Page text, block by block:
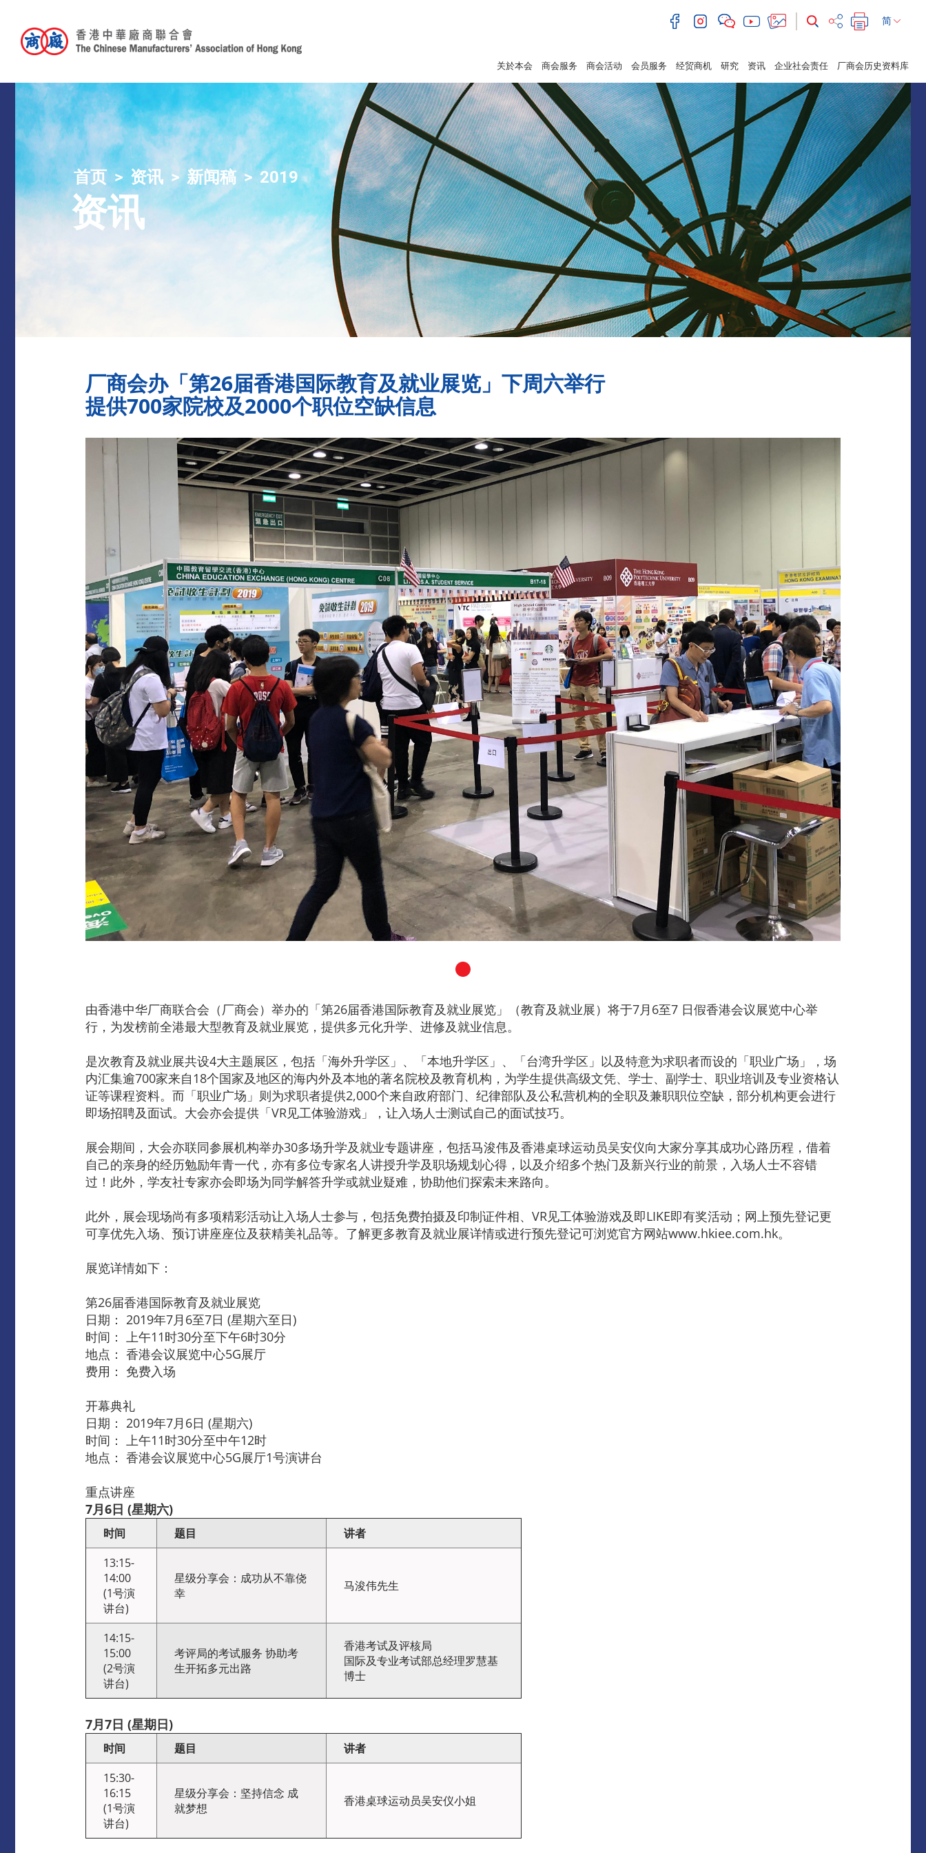
简
关於本会 商会服务 商会活动 会员服务 经贸商机 研究 资讯 企业社会责任 厂商会历史资料库
首页 资讯 新闻稿 2019
资讯
厂商会办「第26届香港国际教育及就业展览」下周六举行
提供700家院校及2000个职位空缺信息
由香港中华厂商联合会（厂商会）举办的「第26届香港国际教育及就业展览」（教育及就业展）将于7月6至7 日假香港会议展览中心举
行，为发榜前全港最大型教育及就业展览，提供多元化升学、进修及就业信息。
是次教育及就业展共设4大主题展区，包括「海外升学区」、「本地升学区」、「台湾升学区」以及特意为求职者而设的「职业广场」，场
内汇集逾700家来自18个国家及地区的海内外及本地的著名院校及教育机构，为学生提供高级文凭、学士、副学士、职业培训及专业资格认
证等课程资料。而「职业广场」则为求职者提供2,000个来自政府部门、纪律部队及公私营机构的全职及兼职职位空缺，部分机构更会进行
即场招聘及面试。大会亦会提供「VR见工体验游戏」，让入场人士测试自己的面试技巧。
展会期间，大会亦联同参展机构举办30多场升学及就业专题讲座，包括马浚伟及香港桌球运动员吴安仪向大家分享其成功心路历程，借着
自己的亲身的经历勉励年青一代，亦有多位专家名人讲授升学及职场规划心得，以及介绍多个热门及新兴行业的前景，入场人士不容错
过！此外，学友社专家亦会即场为同学解答升学或就业疑难，协助他们探索未来路向。
此外，展会现场尚有多项精彩活动让入场人士参与，包括免费拍摄及印制证件相、VR见工体验游戏及即LIKE即有奖活动；网上预先登记更
可享优先入场、预订讲座座位及获精美礼品等。了解更多教育及就业展详情或进行预先登记可浏览官方网站www.hkiee.com.hk。
展览详情如下：
第26届香港国际教育及就业展览
日期： 2019年7月6至7日 (星期六至日)
时间： 上午11时30分至下午6时30分
地点： 香港会议展览中心5G展厅
费用： 免费入场
开幕典礼
日期： 2019年7月6日 (星期六)
时间： 上午11时30分至中午12时
地点： 香港会议展览中心5G展厅1号演讲台
重点讲座
7月6日 (星期六)
时间 题目
讲者
13:15-
14:00
(1号演
讲台)
星级分享会：成功从不靠侥
幸
马浚伟先生
14:15-
15:00
(2号演
讲台)
考评局的考试服务 协助考
生开拓多元出路
香港考试及评核局
国际及专业考试部总经理罗慧基
博士
7月7日 (星期日)
时间 题目
讲者
15:30-
16:15
(1号演
讲台)
星级分享会：坚持信念 成
就梦想
香港桌球运动员吴安仪小姐